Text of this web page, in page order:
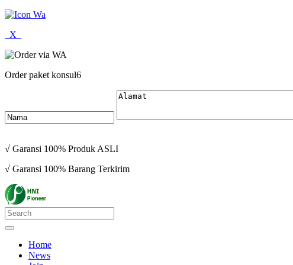
X
Order paket konsul6
√ Garansi 100% Produk ASLI
√ Garansi 100% Barang Terkirim
Home
News